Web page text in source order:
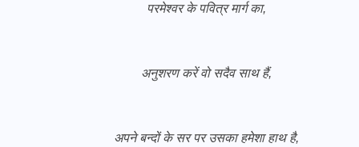
परमेश्वर के पवित्र मार्ग का,
अनुशरण करें वो सदैव साथ हैं,
अपने बन्दों के सर पर उसका हमेशा हाथ है,